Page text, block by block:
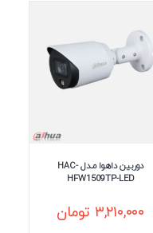
دوربین داهوا مـدل HAC-
HFW1509TP-LED
۳,۲۱۰,۰۰۰ تومان